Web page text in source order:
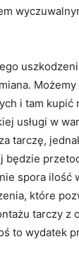
i tam kupić
usługi w
tarczę,
będzie
spora ilość
które
tarczy z
to wydatek